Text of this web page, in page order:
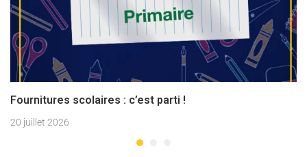
Fournitures scolaires : c’est parti !
20 juillet 2026